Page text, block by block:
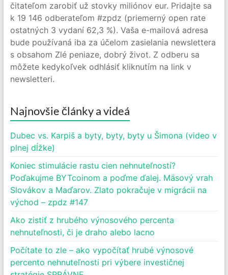
čitateľom zarobiť už stovky miliónov eur. Pridajte sa
k 19 146 odberateľom #zpdz (priemerný open rate
ostatných 3 vydaní 62,3 %). Vaša e-mailová adresa
bude používaná iba za účelom zasielania newslettera
s obsahom Zlé peniaze, dobrý život. Z odberu sa
môžete kedykoľvek odhlásiť kliknutím na link v
newsletteri.
Najnovšie články a videá
Dubec vs. Karpiš a byty, byty, byty u Šimona (video v
plnej dĺžke)
Koniec stimulácie rastu cien nehnuteľností?
Poďakujme BYTcoinom a poďme ďalej. Mäsový vrah
Slovákov a Maďarov. Zlato pokračuje v migrácii na
východ – zpdz #147
Ako zistiť z hrubého výnosového percenta
nehnuteľnosti, či je draho alebo lacno
Počítate to zle – ako vypočítať hrubé výnosové
percento nehnuteľnosti pri výbere investičnej